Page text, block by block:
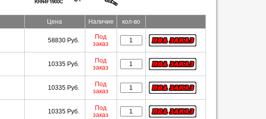
Цена Наличие кол-во
58830 Руб.
Под
заказ
10335 Руб.
Под
заказ
10335 Руб.
Под
заказ
10335 Руб.
Под
заказ